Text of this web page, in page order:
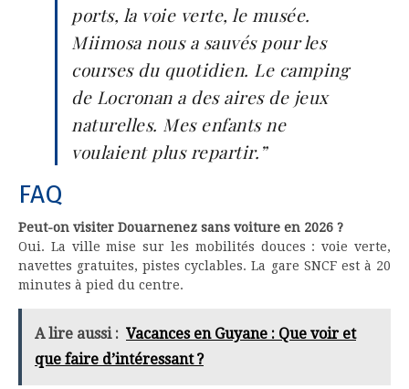
ports, la voie verte, le musée.
Miimosa nous a sauvés pour les
courses du quotidien. Le camping
de Locronan a des aires de jeux
naturelles. Mes enfants ne
voulaient plus repartir.”
FAQ
Peut-on visiter Douarnenez sans voiture en 2026 ?
Oui. La ville mise sur les mobilités douces : voie verte,
navettes gratuites, pistes cyclables. La gare SNCF est à 20
minutes à pied du centre.
A lire aussi : Vacances en Guyane : Que voir et
que faire d’intéressant ?